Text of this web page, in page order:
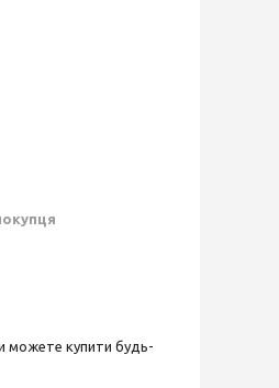
можете купити будь-